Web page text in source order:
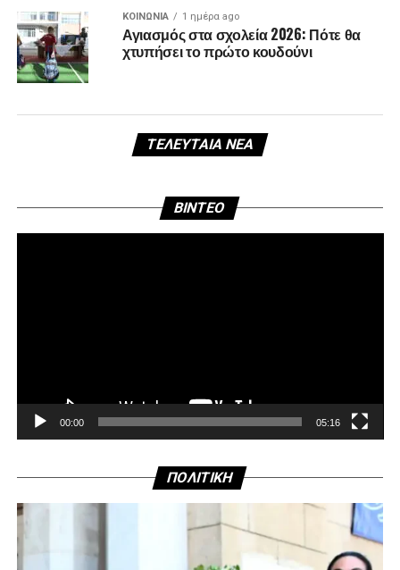
ΚΟΙΝΩΝΊΑ 1 ημέρα ago
Αγιασμός στα σχολεία 2026: Πότε θα
χτυπήσει το πρώτο κουδούνι
ΤΕΛΕΥΤΑΊΑ ΝΈΑ
BINTEO
00:00 05:16
ΠΟΛΙΤΙΚΗ